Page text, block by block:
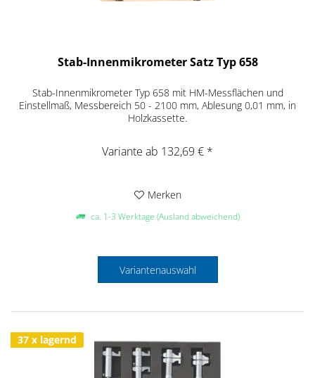
Stab-Innenmikrometer Satz Typ 658
Stab-Innenmikrometer Typ 658 mit HM-Messflächen und
Einstellmaß, Messbereich 50 - 2100 mm, Ablesung 0,01 mm, in
Holzkassette.
Variante ab 132,69 € *
Merken
ca. 1-3 Werktage (Ausland abweichend)
Variantenauswahl
37 x lagernd